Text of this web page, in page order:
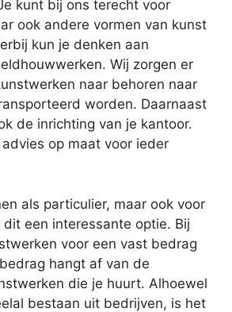
kunt bij ons terecht voor
ook andere vormen van kunst
kun je denken aan
Wij zorgen er
naar behoren naar
worden. Daarnaast
de inrichting van je kantoor.
op maat voor ieder
als particulier, maar ook voor
een interessante optie. Bij
voor een vast bedrag
hangt af van de
die je huurt. Alhoewel
bestaan uit bedrijven, is het